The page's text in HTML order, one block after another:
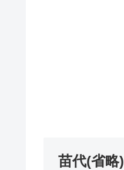
苗代(省略)